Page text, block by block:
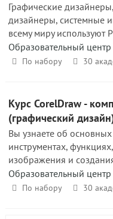
Графические
дизайнеры, системные
всему миру используют
Образовательный
По набору 30
Курс CorelDraw -
(графический
Вы узнаете об
инструментах,
изображения и
Образовательный
По набору 30